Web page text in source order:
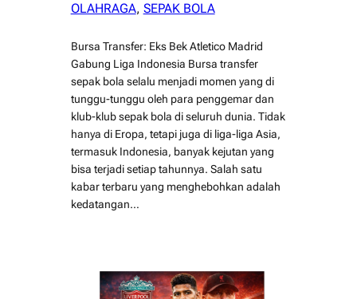
OLAHRAGA, SEPAK BOLA
Bursa Transfer: Eks Bek Atletico Madrid
Gabung Liga Indonesia Bursa transfer
sepak bola selalu menjadi momen yang di
tunggu-tunggu oleh para penggemar dan
klub-klub sepak bola di seluruh dunia. Tidak
hanya di Eropa, tetapi juga di liga-liga Asia,
termasuk Indonesia, banyak kejutan yang
bisa terjadi setiap tahunnya. Salah satu
kabar terbaru yang menghebohkan adalah
kedatangan…